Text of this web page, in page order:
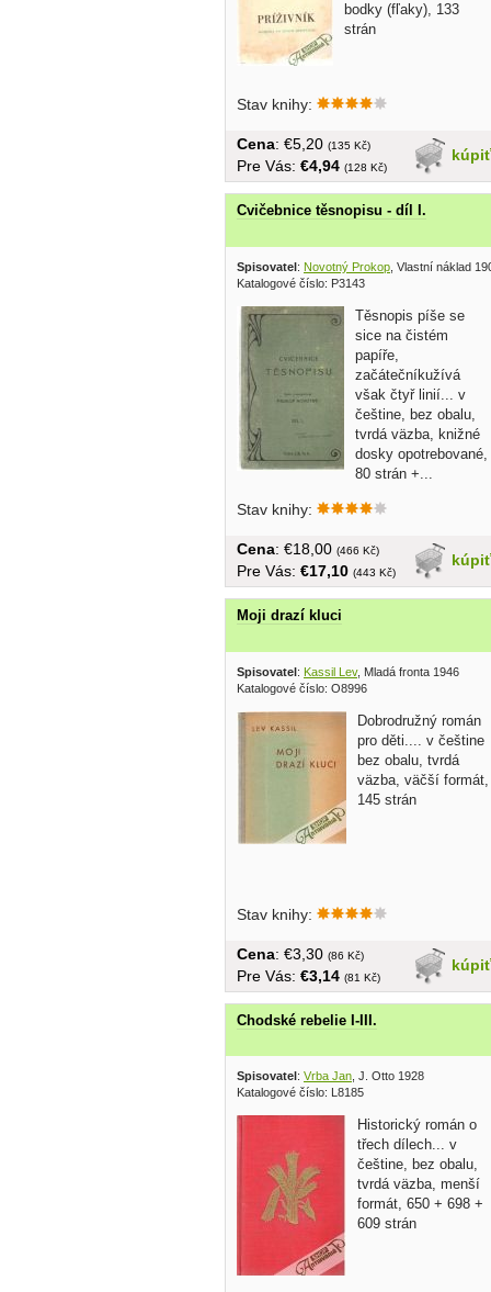
bodky (fľaky), 133
strán
Stav knihy:
kúpiť
Cena: €5,20 (135 Kč)
Pre Vás: €4,94 (128 Kč)
Cvičebnice těsnopisu - díl I.
Spisovatel: Novotný Prokop , Vlastní náklad
Katalogové číslo: P3143
Těsnopis píše se
sice na čistém
papíře,
začátečníkužívá
však čtyř linií... v
češtine, bez obalu,
tvrdá väzba, knižné
dosky opotrebované,
80 strán +...
Stav knihy:
kúpiť
Cena: €18,00 (466 Kč)
Pre Vás: €17,10 (443 Kč)
Moji drazí kluci
Spisovatel: Kassil Lev, Mladá fronta 1946
Katalogové číslo: O8996
Dobrodružný román
pro děti.... v češtine
bez obalu, tvrdá
väzba, väčší formát,
145 strán
Stav knihy:
kúpiť
Cena: €3,30 (86 Kč)
Pre Vás: €3,14 (81 Kč)
Chodské rebelie I-III.
Spisovatel : Vrba Jan , J. Otto 1928
Katalogové číslo: L8185
Historický román o
třech dílech... v
češtine, bez obalu,
tvrdá väzba, menší
formát, 650 + 698 +
609 strán